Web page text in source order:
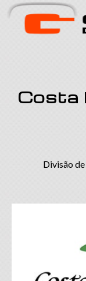
Costa
Divisão